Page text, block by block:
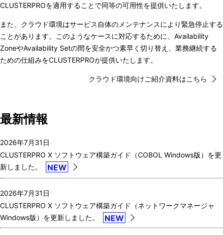
CLUSTERPROを適用することで同等の可用性を提供いたします。
また、クラウド環境はサービス自体のメンテナンスにより緊急停止する
ことがあります。このようなケースに対応するために、Availability
ZoneやAvailability Setの間を安全かつ素早く切り替え、業務継続する
ための仕組みをCLUSTERPROが提供いたします。
クラウド環境向けご紹介資料はこちら
最新情報
2026年7月31日
CLUSTERPRO X ソフトウェア構築ガイド（COBOL Windows版）を更
新しました。
NEW
2026年7月31日
CLUSTERPRO X ソフトウェア構築ガイド（ネットワークマネージャ
Windows版）を更新しました。
NEW